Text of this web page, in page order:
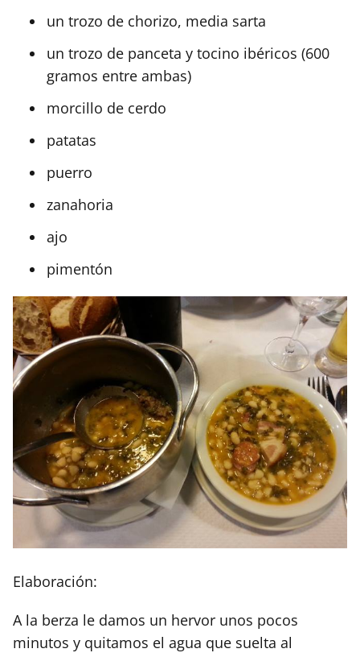
un trozo de chorizo, media sarta
un trozo de panceta y tocino ibéricos (600
gramos entre ambas)
morcillo de cerdo
patatas
puerro
zanahoria
ajo
pimentón
Elaboración:
A la berza le damos un hervor unos pocos
minutos y quitamos el agua que suelta al